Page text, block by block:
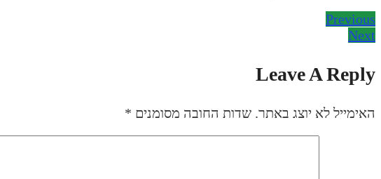
Previous
Next
Leave A Reply
האימייל לא יוצג באתר. שדות החובה מסומנים *